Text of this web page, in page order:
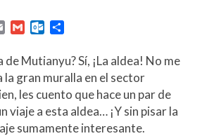
a
i
l
G
a
l
O
t
l
o
o
k
.
m
p
a
r
t
i
de Mutianyu? Sí, ¡La aldea! No me
gran muralla en el sector
les cuento que hace un par de
viaje a esta aldea… ¡Y sin pisar la
sumamente interesante.